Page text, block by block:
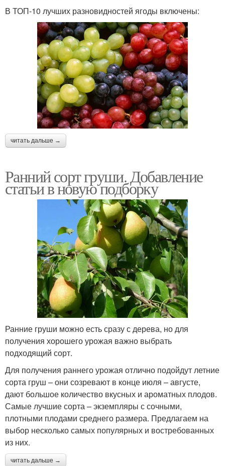
В ТОП-10 лучших разновидностей ягоды включены:
читать дальше →
Ранний сорт груши. Добавление
статьи в новую подборку
Ранние груши можно есть сразу с дерева, но для
получения хорошего урожая важно выбрать
подходящий сорт.
Для получения раннего урожая отлично подойдут летние
сорта груш – они созревают в конце июля – августе,
дают большое количество вкусных и ароматных плодов.
Самые лучшие сорта – экземпляры с сочными,
плотными плодами среднего размера. Предлагаем на
выбор несколько самых популярных и востребованных
из них.
читать дальше →